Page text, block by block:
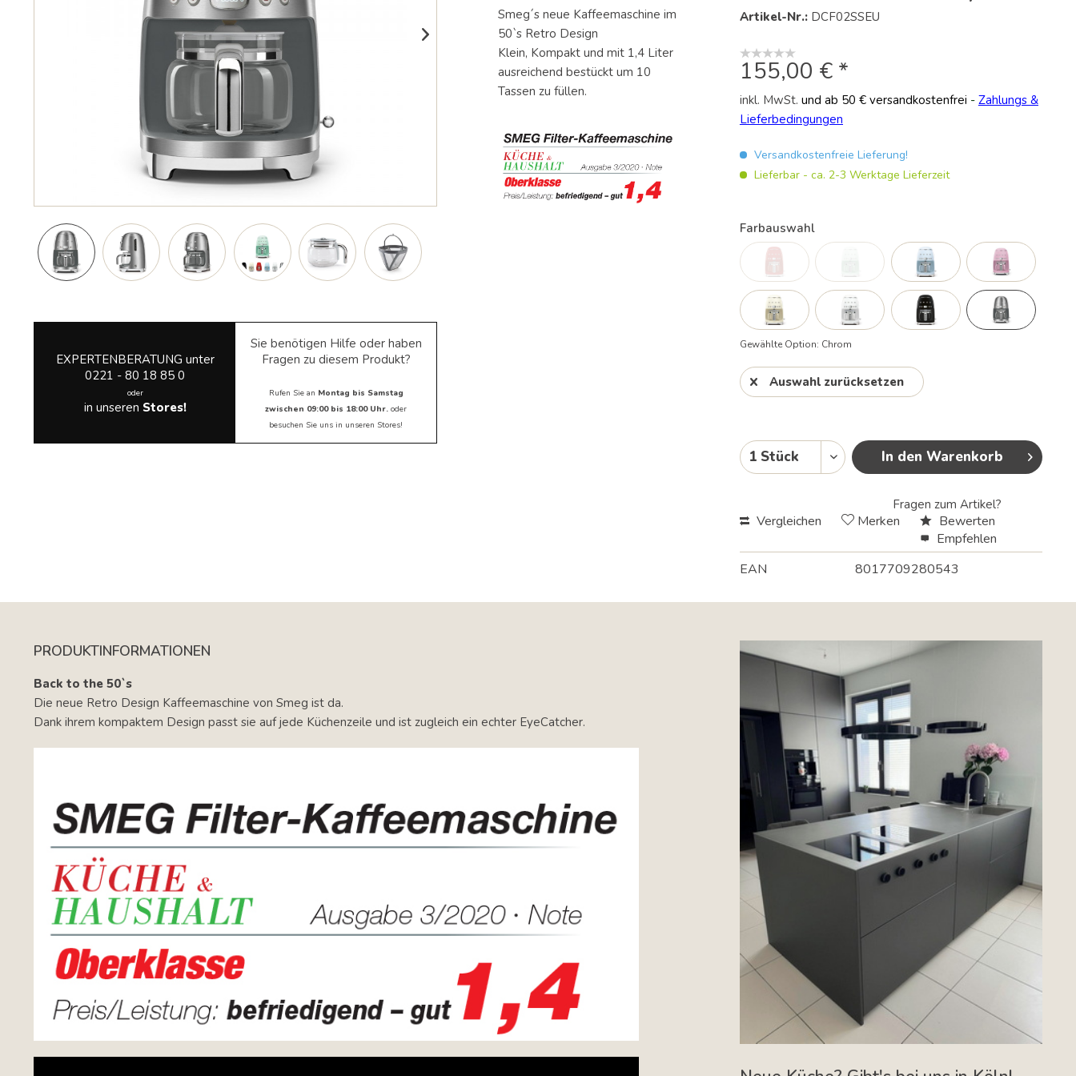
gelangen.
Benutzer
von
Touchgeräten
können
Touch-
und
verwenden.
EXPERTENBERATUNG unter
0221 - 80 18 85 0
oder
in unseren Stores!
Sie benötigen Hilfe oder haben
Fragen zu diesem Produkt?
Rufen Sie an Montag bis Samstag
zwischen 09:00 bis 18:00 Uhr. oder
besuchen Sie uns in unseren Stores!
Smeg´s neue Kaffeemaschine im
50`s Retro Design
Klein, Kompakt und mit 1,4 Liter
ausreichend bestückt um 10
Tassen zu füllen.
Artikel-Nr.: DCF02SSEU
155,00 € *
inkl. MwSt. und ab 50 € versandkostenfrei - Zahlungs &
Lieferbedingungen
Versandkostenfreie Lieferung!
Lieferbar - ca. 2-3 Werktage Lieferzeit
Farbauswahl
Gewählte Option: Chrom
Auswahl zurücksetzen
In den Warenkorb
Fragen zum Artikel?
Vergleichen Merken
Bewerten
Empfehlen
EAN
8017709280543
PRODUKTINFORMATIONEN
Back to the 50`s
Die neue Retro Design Kaffeemaschine von Smeg ist da.
Dank ihrem kompaktem Design passt sie auf jede Küchenzeile und ist zugleich ein echter EyeCatcher.